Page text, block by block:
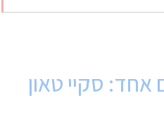
אחד: סקיי טאון